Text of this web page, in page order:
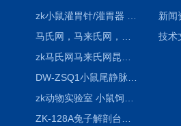
新闻
技术